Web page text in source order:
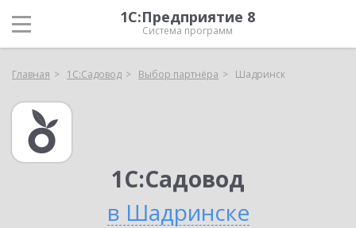
1С:Предприятие 8
Система программ
Главная 1С:Садовод Выбор партнёра Шадринск
1С:Садовод
в Шадринске